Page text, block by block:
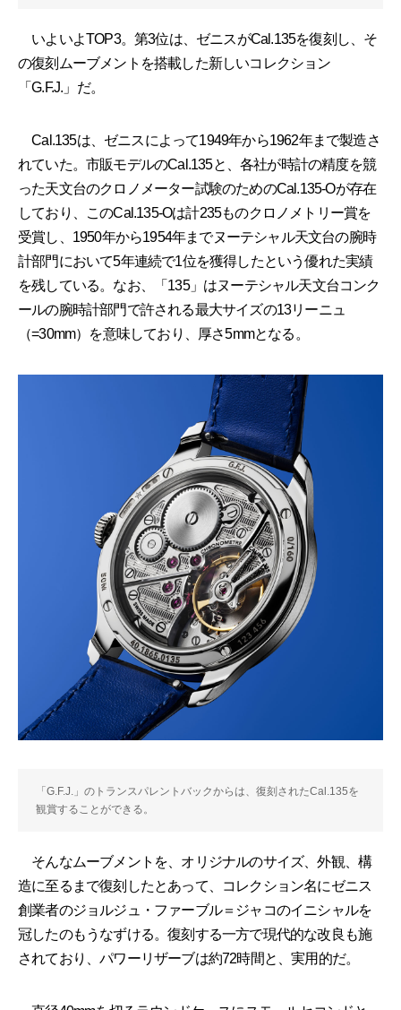
いよいよTOP3。第3位は、ゼニスがCal.135を復刻し、そ
の復刻ムーブメントを搭載した新しいコレクション
「G.F.J.」だ。
Cal.135は、ゼニスによって1949年から1962年まで製造さ
れていた。市販モデルのCal.135と、各社が時計の精度を競
った天文台のクロノメーター試験のためのCal.135-Oが存在
しており、このCal.135-Oは計235ものクロノメトリー賞を
受賞し、1950年から1954年までヌーテシャル天文台の腕時
計部門において5年連続で1位を獲得したという優れた実績
を残している。なお、「135」はヌーテシャル天文台コンク
ールの腕時計部門で許される最大サイズの13リーニュ
（=30mm）を意味しており、厚さ5mmとなる。
「G.F.J.」のトランスパレントバックからは、復刻されたCal.135を
観賞することができる。
そんなムーブメントを、オリジナルのサイズ、外観、構
造に至るまで復刻したとあって、コレクション名にゼニス
創業者のジョルジュ・ファーブル＝ジャコのイニシャルを
冠したのもうなずける。復刻する一方で現代的な改良も施
されており、パワーリザーブは約72時間と、実用的だ。